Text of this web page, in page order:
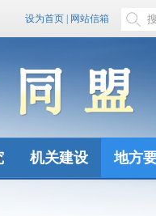
设为首页 网站信箱
机关建设 地方